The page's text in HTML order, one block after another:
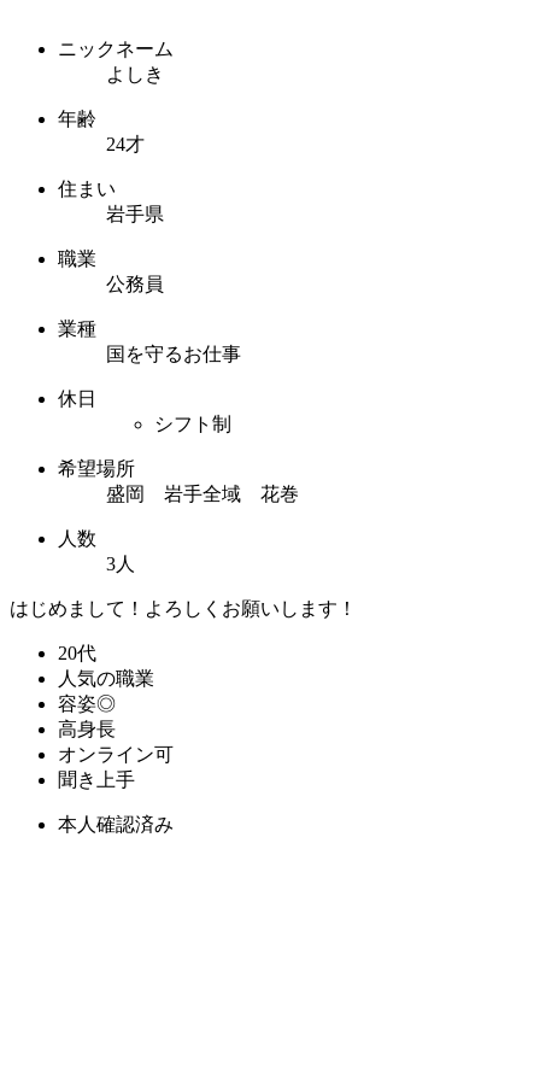
ニックネーム
よしき
年齢
24才
住まい
岩手県
職業
公務員
業種
国を守るお仕事
休日
シフト制
希望場所
盛岡 岩手全域 花巻
人数
3人
はじめまして！よろしくお願いします！
20代
人気の職業
容姿◎
高身長
オンライン可
聞き上手
本人確認済み